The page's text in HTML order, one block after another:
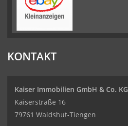
KONTAKT
Kaiser Immobilien GmbH & Co. KG
Kaiserstraße 16
79761 Waldshut-Tiengen